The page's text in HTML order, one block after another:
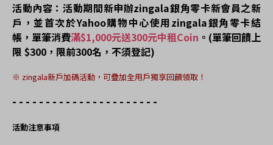
活動內容：活動期間新申辦zingala銀角零卡新會員之新
戶，並首次於Yahoo購物中心使用zingala銀角零卡結
帳，單筆消費滿$1,000元送300元中租Coin 。 (單筆回饋上
限 $300，限前300名，不須登記)
※ zingala新戶加碼活動，可疊加全用戶獨享回饋領取！
- - - - - - - - - - - - - - - - - - - - - -
活動注意事項